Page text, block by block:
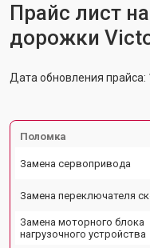
Прайс лист
дорожки
Дата обновления прайса:
Поломка
Замена сервопривода
Замена переключателя
Замена моторного блока
нагрузочного устройства